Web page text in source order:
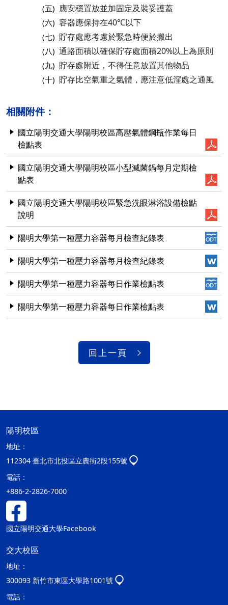
(五) 應安穩置放並加固定及裝妥護蓋
(六) 容器應保持在40℃以下
(七) 貯存處應考慮於緊急時便於搬出
(八) 通路面積以確保貯存處面積20%以上為原則
(九) 貯存處附近，不得任意放置其他物品
(十) 貯存比空氣重之氣體，應注意低漥處之通風
相關附件：
國立陽明交通大學陽明校區高壓氣體鋼瓶作業每日
檢點表
國立陽明交通大學陽明校區小型滅菌鍋每月定期檢
點表
國立陽明交通大學陽明校區緊急洗眼淋浴設備檢點
說明
陽明大學第一種壓力容器每月檢查紀錄表
陽明大學第一種壓力容器每月檢查紀錄表
陽明大學第一種壓力容器每日作業檢點表
陽明大學第一種壓力容器每日作業檢點表
回上一頁
陽明校區
地址：
112304 臺北市北投區立農街2段155號
電話：
+886-2-2826-7000
國立陽明交通大學Facebook
交大校區
地址：
300093 新竹市東區大學路1001號
電話：